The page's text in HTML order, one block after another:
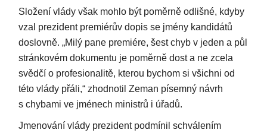
Složení vlády však mohlo být poměrně odlišné, kdyby
vzal prezident premiérův dopis se jmény kandidátů
doslovně. „Milý pane premiére, šest chyb v jeden a půl
stránkovém dokumentu je poměrně dost a ne zcela
svědčí o profesionalitě, kterou bychom si všichni od
této vlády přáli,“ zhodnotil Zeman písemný návrh
s chybami ve jménech ministrů i úřadů.
Jmenování vlády prezident podmínil schválením